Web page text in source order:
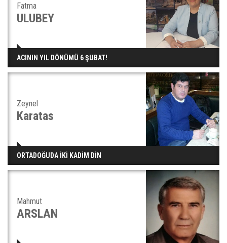
Fatma
ULUBEY
ACININ YIL DÖNÜMÜ 6 ŞUBAT!
Zeynel
Karatas
ORTADOĞUDA İKİ KADİM DİN
Mahmut
ARSLAN